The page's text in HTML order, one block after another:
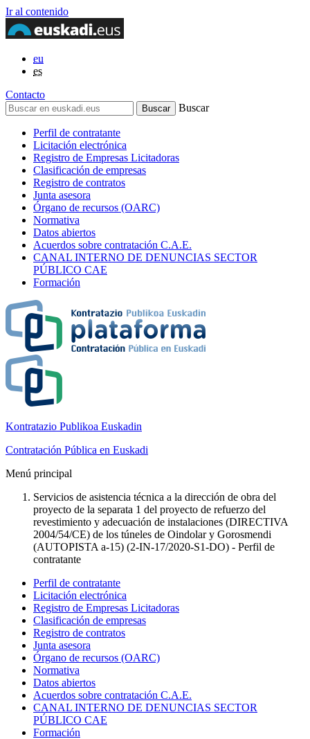
Ir al contenido
eu
es
Contacto
Buscar
Perfil de contratante
Licitación electrónica
Registro de Empresas Licitadoras
Clasificación de empresas
Registro de contratos
Junta asesora
Órgano de recursos (OARC)
Normativa
Datos abiertos
Acuerdos sobre contratación C.A.E.
CANAL INTERNO DE DENUNCIAS SECTOR
PÚBLICO CAE
Formación
Kontratazio Publikoa Euskadin
Contratación Pública en Euskadi
Menú principal
Servicios de asistencia técnica a la dirección de obra del
proyecto de la separata 1 del proyecto de refuerzo del
revestimiento y adecuación de instalaciones (DIRECTIVA
2004/54/CE) de los túneles de Oindolar y Gorosmendi
(AUTOPISTA a-15) (2-IN-17/2020-S1-DO) - Perfil de
contratante
Perfil de contratante
Licitación electrónica
Registro de Empresas Licitadoras
Clasificación de empresas
Registro de contratos
Junta asesora
Órgano de recursos (OARC)
Normativa
Datos abiertos
Acuerdos sobre contratación C.A.E.
CANAL INTERNO DE DENUNCIAS SECTOR
PÚBLICO CAE
Formación